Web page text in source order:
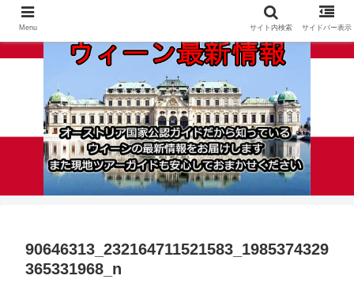
90646313_232164711521583_1985374329
365331968_n
Menu サイト内検索 サイドバー表示